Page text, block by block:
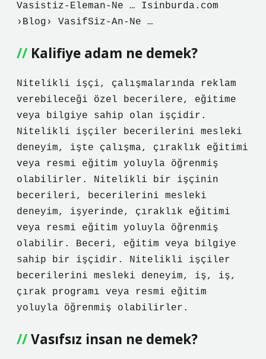
Vasistiz-Eleman-Ne … Isinburda.com
›Blog› VasifSiz-An-Ne …
Kalifiye adam ne demek?
Nitelikli işçi, çalışmalarında reklam
verebileceği özel becerilere, eğitime
veya bilgiye sahip olan işçidir.
Nitelikli işçiler becerilerini mesleki
deneyim, işte çalışma, çıraklık eğitimi
veya resmi eğitim yoluyla öğrenmiş
olabilirler. Nitelikli bir işçinin
becerileri, becerilerini mesleki
deneyim, işyerinde, çıraklık eğitimi
veya resmi eğitim yoluyla öğrenmiş
olabilir. Beceri, eğitim veya bilgiye
sahip bir işçidir. Nitelikli işçiler
becerilerini mesleki deneyim, iş, iş,
çırak programı veya resmi eğitim
yoluyla öğrenmiş olabilirler.
Vasıfsız insan ne demek?